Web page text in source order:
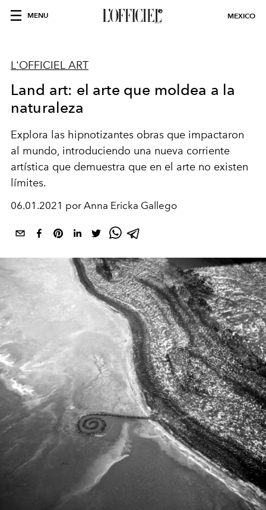
MENU MEXICO
L'OFFICIEL ART
Land art: el arte que moldea a la
naturaleza
Explora las hipnotizantes obras que impactaron
al mundo, introduciendo una nueva corriente
artística que demuestra que en el arte no existen
límites.
06.01.2021 por Anna Ericka Gallego